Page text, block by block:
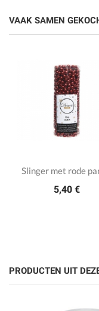
VAAK SAMEN
Slinger met rode
5,40 €
PRODUCTEN UIT